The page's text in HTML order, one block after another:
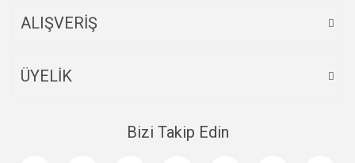
ALIŞVERİŞ
ÜYELİK
Bizi Takip Edin